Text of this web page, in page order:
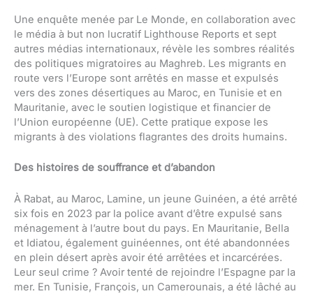
Une enquête menée par Le Monde, en collaboration avec
le média à but non lucratif Lighthouse Reports et sept
autres médias internationaux, révèle les sombres réalités
des politiques migratoires au Maghreb. Les migrants en
route vers l’Europe sont arrêtés en masse et expulsés
vers des zones désertiques au Maroc, en Tunisie et en
Mauritanie, avec le soutien logistique et financier de
l’Union européenne (UE). Cette pratique expose les
migrants à des violations flagrantes des droits humains.
Des histoires de souffrance et d’abandon
À Rabat, au Maroc, Lamine, un jeune Guinéen, a été arrêté
six fois en 2023 par la police avant d’être expulsé sans
ménagement à l’autre bout du pays. En Mauritanie, Bella
et Idiatou, également guinéennes, ont été abandonnées
en plein désert après avoir été arrêtées et incarcérées.
Leur seul crime ? Avoir tenté de rejoindre l’Espagne par la
mer. En Tunisie, François, un Camerounais, a été lâché au